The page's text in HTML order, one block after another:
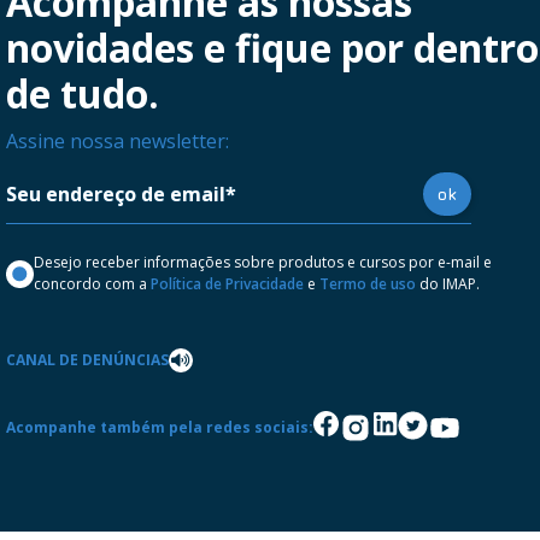
novidades e fique por dentro
de tudo.
Assine nossa newsletter:
Desejo receber informações sobre produtos e cursos por e-mail e
concordo com a Política de Privacidadee Termo de uso do IMAP.
CANAL DE DENÚNCIAS
Acompanhe também pela redes sociais: